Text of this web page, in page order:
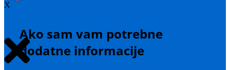
Ako sam vam potrebne
dodatne informacije
X